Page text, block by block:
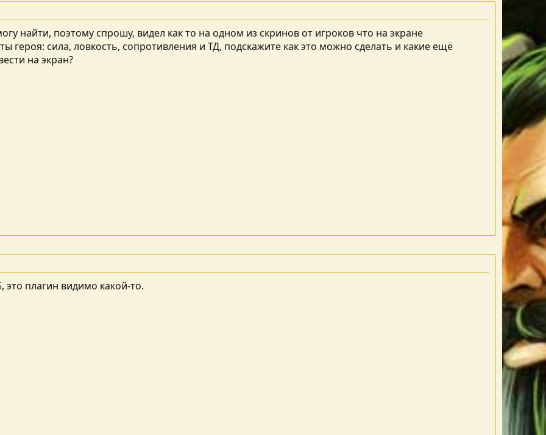
найти, поэтому спрошу, видел как то на одном из скринов от игроков что на экране
героя: сила, ловкость, сопротивления и ТД, подскажите как это можно сделать и какие ещё
на экран?
, это плагин видимо какой-то.